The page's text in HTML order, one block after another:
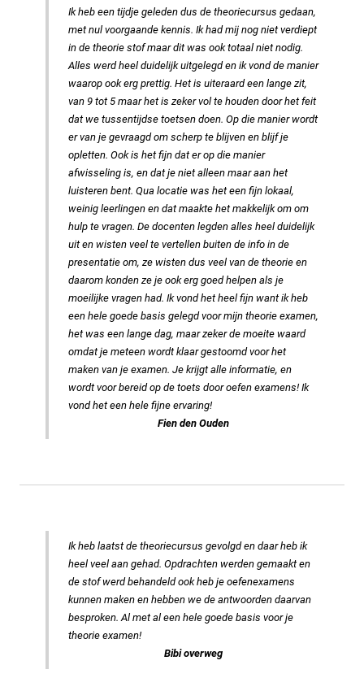
Ik heb een tijdje geleden dus de theoriecursus gedaan,
met nul voorgaande kennis. Ik had mij nog niet verdiept
in de theorie stof maar dit was ook totaal niet nodig.
Alles werd heel duidelijk uitgelegd en ik vond de manier
waarop ook erg prettig. Het is uiteraard een lange zit,
van 9 tot 5 maar het is zeker vol te houden door het feit
dat we tussentijdse toetsen doen. Op die manier wordt
er van je gevraagd om scherp te blijven en blijf je
opletten. Ook is het fijn dat er op die manier
afwisseling is, en dat je niet alleen maar aan het
luisteren bent. Qua locatie was het een fijn lokaal,
weinig leerlingen en dat maakte het makkelijk om om
hulp te vragen. De docenten legden alles heel duidelijk
uit en wisten veel te vertellen buiten de info in de
presentatie om, ze wisten dus veel van de theorie en
daarom konden ze je ook erg goed helpen als je
moeilijke vragen had. Ik vond het heel fijn want ik heb
een hele goede basis gelegd voor mijn theorie examen,
het was een lange dag, maar zeker de moeite waard
omdat je meteen wordt klaar gestoomd voor het
maken van je examen. Je krijgt alle informatie, en
wordt voor bereid op de toets door oefen examens! Ik
vond het een hele fijne ervaring!
Fien den Ouden
Ik heb laatst de theoriecursus gevolgd en daar heb ik
heel veel aan gehad. Opdrachten werden gemaakt en
de stof werd behandeld ook heb je oefenexamens
kunnen maken en hebben we de antwoorden daarvan
besproken. Al met al een hele goede basis voor je
theorie examen!
Bibi overweg